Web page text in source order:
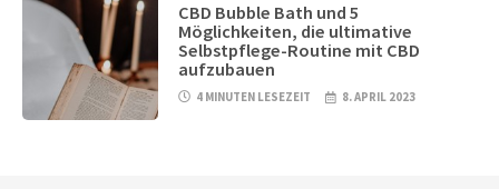
CBD Bubble Bath und 5
Möglichkeiten, die ultimative
Selbstpflege-Routine mit CBD
aufzubauen
4 MINUTEN LESEZEIT 8. APRIL 2023